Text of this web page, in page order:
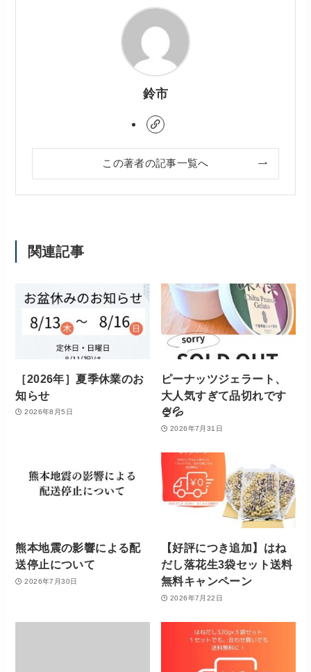
鈴市
この著者の記事一覧へ
関連記事
［2026年］夏季休業のお
知らせ
2026年8月5日
ピーナッツジェラート、
大人気すぎて品切れです
🍨💦
2026年7月31日
熊本地震の影響による配
送停止について
2026年7月30日
【好評につき追加】はね
だし落花生3袋セット送料
無料キャンペーン
2026年7月22日